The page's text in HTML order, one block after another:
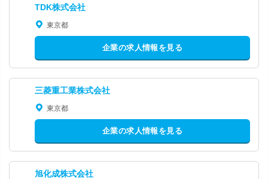
TDK株式会社
東京都
企業の求人情報を見る
三菱重工業株式会社
東京都
企業の求人情報を見る
旭化成株式会社